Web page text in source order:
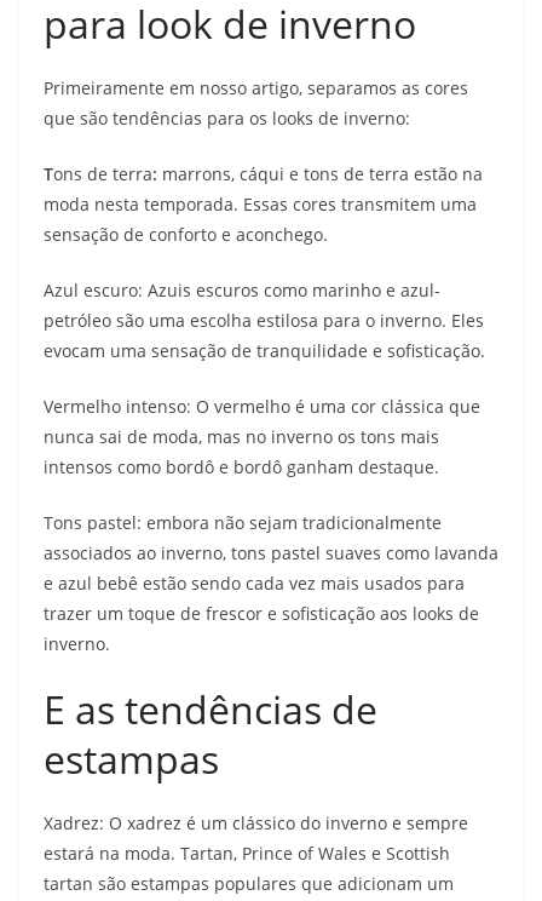
para look de inverno
Primeiramente em nosso artigo, separamos as cores
que são tendências para os looks de inverno:
Tons de terra: marrons, cáqui e tons de terra estão na
moda nesta temporada. Essas cores transmitem uma
sensação de conforto e aconchego.
Azul escuro: Azuis escuros como marinho e azul-
petróleo são uma escolha estilosa para o inverno. Eles
evocam uma sensação de tranquilidade e sofisticação.
Vermelho intenso: O vermelho é uma cor clássica que
nunca sai de moda, mas no inverno os tons mais
intensos como bordô e bordô ganham destaque.
Tons pastel: embora não sejam tradicionalmente
associados ao inverno, tons pastel suaves como lavanda
e azul bebê estão sendo cada vez mais usados ​​para
trazer um toque de frescor e sofisticação aos looks de
inverno.
E as tendências de
estampas
Xadrez: O xadrez é um clássico do inverno e sempre
estará na moda. Tartan, Prince of Wales e Scottish
tartan são estampas populares que adicionam um